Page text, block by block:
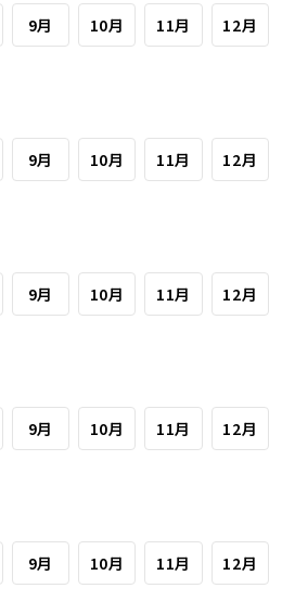
9月 10月 11月 12月
9月 10月 11月 12月
9月 10月 11月 12月
9月 10月 11月 12月
9月 10月 11月 12月